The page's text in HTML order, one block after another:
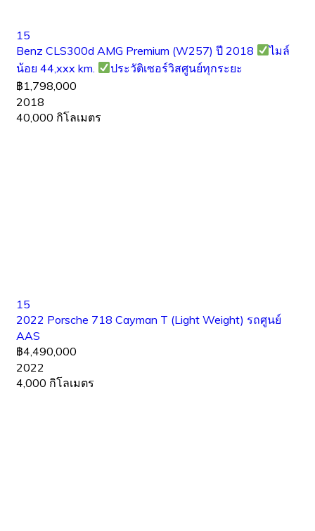
15
Benz CLS300d AMG Premium (W257) ปี 2018
ไมล์
น้อย 44,xxx km.
ประวัติเซอร์วิสศูนย์ทุกระยะ
฿1,798,000
2018
40,000 กิโลเมตร
15
2022 Porsche 718 Cayman T (Light Weight) รถศูนย์
AAS
฿4,490,000
2022
4,000 กิโลเมตร